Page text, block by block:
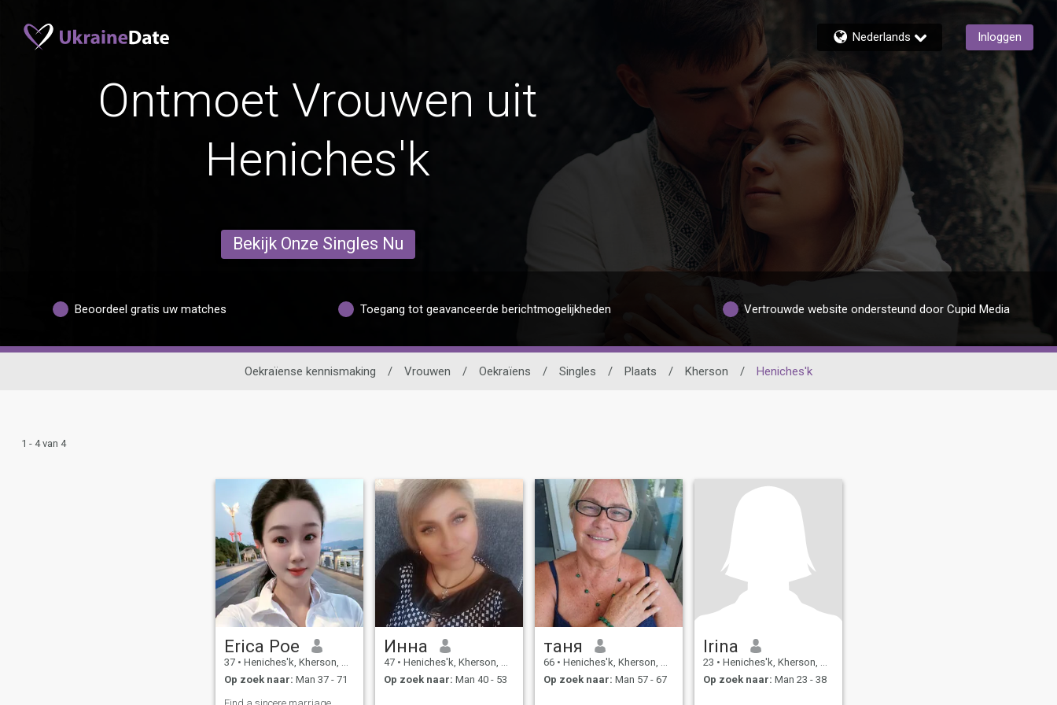
Nederlands Inloggen
Ontmoet Vrouwen uit
Heniches'k
Bekijk Onze Singles Nu
Beoordeel gratis uw matches Toegang tot geavanceerde berichtmogelijkheden Vertrouwde website ondersteund door Cupid Media
Oekraïense kennismaking / Vrouwen / Oekraïens / Singles / Plaats / Kherson / Heniches'k
1 - 4 van 4
Erica Poe
37 • Heniches'k, Kherson, Ukraïne
Op zoek naar: Man 37 - 71
Инна
47 • Heniches'k, Kherson, Ukraïne
Op zoek naar: Man 40 - 53
таня
66 • Heniches'k, Kherson, Ukraïne
Op zoek naar: Man 57 - 67
Irina
23 • Heniches'k, Kherson, Ukraïne
Op zoek naar: Man 23 - 38